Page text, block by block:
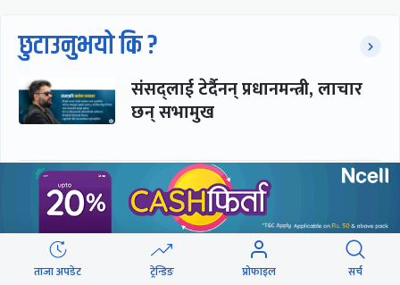
छुटाउनुभयो कि ?
संसद्लाई टेर्दैनन् प्रधानमन्त्री, लाचार
छन् सभामुख
‘अस्थायी प्रकृतिको अध्यादेशले ऐनको
व्यवस्था विस्थापित गर्न सक्दैन’
ताजा अपडेट ट्रेन्डिङ प्रोफाइल सर्च